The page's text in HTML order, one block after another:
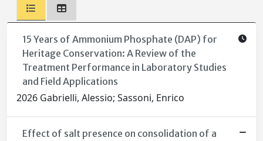
15 Years of Ammonium Phosphate (DAP) for
Heritage Conservation: A Review of the
Treatment Performance in Laboratory Studies
and Field Applications
2026 Gabrielli, Alessio; Sassoni, Enrico
Effect of salt presence on consolidation of a